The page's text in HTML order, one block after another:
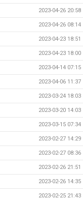
2023-04-26 20:58
2023-04-26 08:14
2023-04-23 18:51
2023-04-23 18:00
2023-04-14 07:15
2023-04-06 11:37
2023-03-24 18:03
2023-03-20 14:03
2023-03-15 07:34
2023-02-27 14:29
2023-02-27 08:36
2023-02-26 21:51
2023-02-26 14:35
2023-02-25 21:43